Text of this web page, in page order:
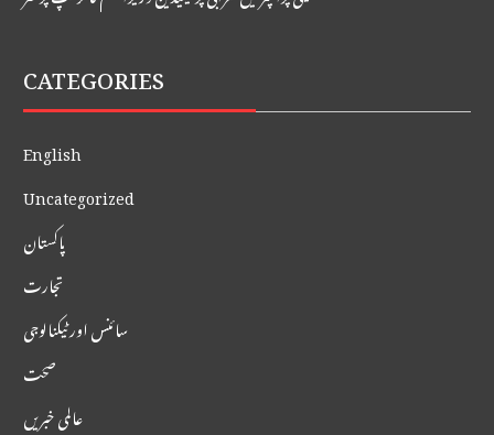
CATEGORIES
English
Uncategorized
پاکستان
تجارت
سائنس اور ٹیکنالوجی
صحت
عالمی خبریں